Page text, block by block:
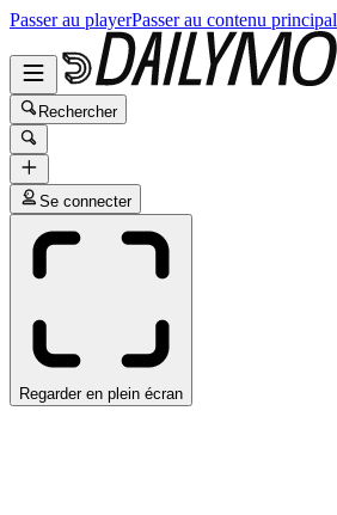
Passer au playerPasser au contenu principal
Rechercher
Se connecter
Regarder en plein écran